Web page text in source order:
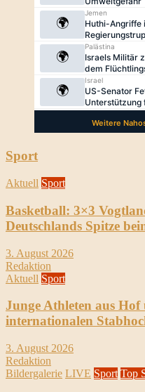
Sport
Aktuell Sport
Basketball: 3×3
Deutschlands Spitze
3. August 2026
Redaktion
Aktuell Sport
Junge Athleten aus
internationalen
3. August 2026
Redaktion
Bildergalerie LIVE Sport Top